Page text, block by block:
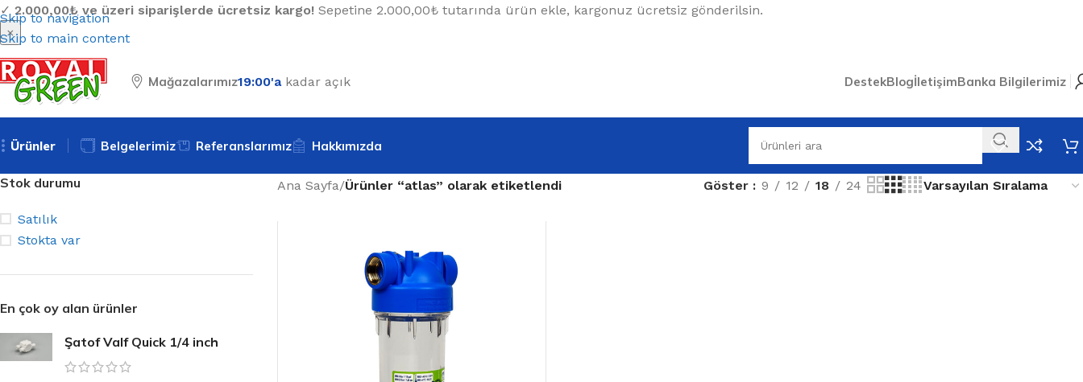
Skip to navigation
Skip to main content
✓ 2.000,00₺ ve üzeri siparişlerde ücretsiz kargo! Sepetine 2.000,00₺ tutarında ürün ekle, kargonuz ücretsiz gönderilsin.
×
Mağazalarımız19:00'a kadar açık DestekBlogİletişimBanka Bilgilerimiz
Ürünler Belgelerimiz Referanslarımız Hakkımızda
Stok durumu
Satılık
Stokta var
En çok oy alan ürünler
Şatof Valf Quick 1/4 inch
Ana Sayfa/Ürünler “atlas” olarak etiketlendi Göster 9 12 18 24